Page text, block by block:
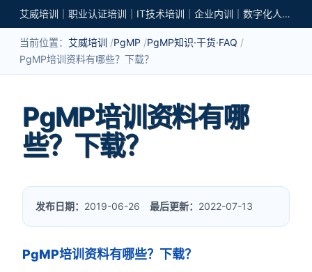
艾威培训｜职业认证培训｜IT技术培训｜企业内训｜数字化人才培养
当前位置： 艾威培训 PgMP
PgMP知识·干货·FAQ
PgMP培训资料有哪些？下载？
PgMP培训资料有哪
些？下载？
发布日期： 2019-06-26最后更新： 2022-07-13
PgMP培训资料有哪些？下载？